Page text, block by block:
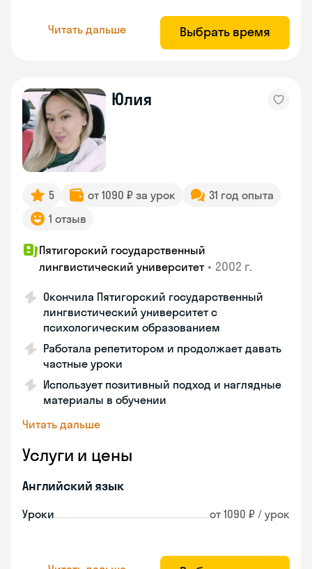
Читать дальше Выбрать время
Юлия
5 от 1090 ₽ за урок
31 год опыта
1 отзыв
Пятигорский государственный
лингвистический университет • 2002 г.
Окончила Пятигорский государственный
лингвистический университет с
психологическим образованием
Работала репетитором и продолжает давать
частные уроки
Использует позитивный подход и наглядные
материалы в обучении
Читать дальше
Услуги и цены
Английский язык
Уроки от 1090 ₽ / урок